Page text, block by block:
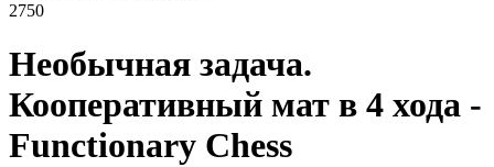
2750
Необычная задача.
Кооперативный мат в 4 хода -
Functionary Chess